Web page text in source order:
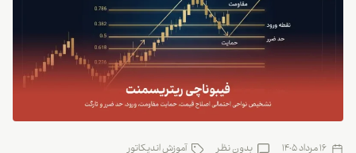
16 مرداد 1405 بدون نظر آموزش اندیکاتور